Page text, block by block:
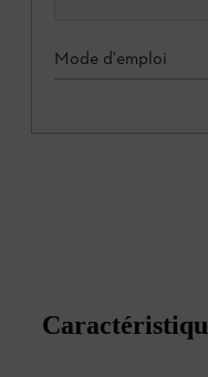
Mode d'emploi